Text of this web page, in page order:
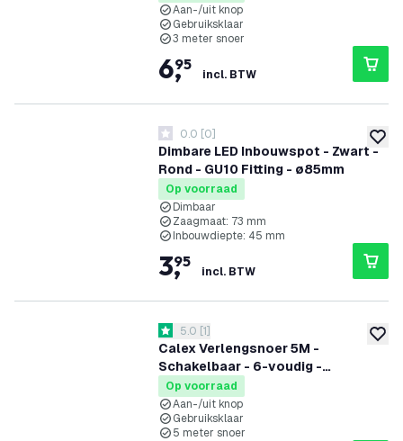
Aan-/uit knop
Gebruiksklaar
3 meter snoer
6,
95
incl. BTW
Dimbare LED Inbouwspot - Zwart -
Rond - GU10 Fitting - ø85mm
0 score sterren
0.0 [0]
Op voorraad
Dimbaar
Zaagmaat: 73 mm
Inbouwdiepte: 45 mm
3,
95
incl. BTW
Calex Verlengsnoer 5M -
Schakelbaar - 6-voudig -
Stekkerdoos - Tafelcontactdoos
reviews drawer openen
5 score sterren
5.0 [1]
Op voorraad
Aan-/uit knop
Gebruiksklaar
5 meter snoer